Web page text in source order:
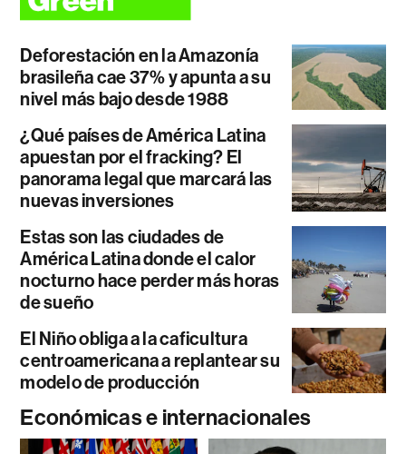
Deforestación en la Amazonía
brasileña cae 37% y apunta a su
nivel más bajo desde 1988
¿Qué países de América Latina
apuestan por el fracking? El
panorama legal que marcará las
nuevas inversiones
Estas son las ciudades de
América Latina donde el calor
nocturno hace perder más horas
de sueño
El Niño obliga a la caficultura
centroamericana a replantear su
modelo de producción
Económicas e internacionales